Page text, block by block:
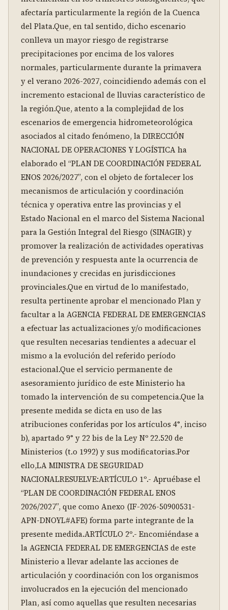
afectaría particularmente la región de la Cuenca
del Plata.Que, en tal sentido, dicho escenario
conlleva un mayor riesgo de registrarse
precipitaciones por encima de los valores
normales, particularmente durante la primavera
y el verano 2026-2027, coincidiendo además con el
incremento estacional de lluvias característico de
la región.Que, atento a la complejidad de los
escenarios de emergencia hidrometeorológica
asociados al citado fenómeno, la DIRECCIÓN
NACIONAL DE OPERACIONES Y LOGÍSTICA ha
elaborado el “PLAN DE COORDINACIÓN FEDERAL
ENOS 2026/2027”, con el objeto de fortalecer los
mecanismos de articulación y coordinación
técnica y operativa entre las provincias y el
Estado Nacional en el marco del Sistema Nacional
para la Gestión Integral del Riesgo (SINAGIR) y
promover la realización de actividades operativas
de prevención y respuesta ante la ocurrencia de
inundaciones y crecidas en jurisdicciones
provinciales.Que en virtud de lo manifestado,
resulta pertinente aprobar el mencionado Plan y
facultar a la AGENCIA FEDERAL DE EMERGENCIAS
a efectuar las actualizaciones y/o modificaciones
que resulten necesarias tendientes a adecuar el
mismo a la evolución del referido período
estacional.Que el servicio permanente de
asesoramiento jurídico de este Ministerio ha
tomado la intervención de su competencia.Que la
presente medida se dicta en uso de las
atribuciones conferidas por los artículos 4°, inciso
b), apartado 9° y 22 bis de la Ley Nº 22.520 de
Ministerios (t.o 1992) y sus modificatorias.Por
ello,LA MINISTRA DE SEGURIDAD
NACIONALRESUELVE:ARTÍCULO 1º.- Apruébase el
“PLAN DE COORDINACIÓN FEDERAL ENOS
2026/2027”, que como Anexo (IF-2026-50900531-
APN-DNOYL#AFE) forma parte integrante de la
presente medida.ARTÍCULO 2º.- Encomiéndase a
la AGENCIA FEDERAL DE EMERGENCIAS de este
Ministerio a llevar adelante las acciones de
articulación y coordinación con los organismos
involucrados en la ejecución del mencionado
Plan, así como aquellas que resulten necesarias